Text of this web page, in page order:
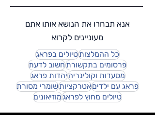
אנא תבחרו את הנושא אותו אתם
מעוניינים לקרוא
כל ההמלצותטיולים בפראג
פרסומים בתקשורתחשוב לדעת
מסעדות וקולינריהיהדות פראג
פראג עם ילדיםאטרקציותשומרי מסורת
טיולים מחוץ לפראגמוזיאונים